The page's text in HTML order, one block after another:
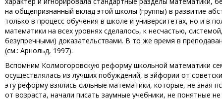
на общепризнанный вклад этой школы (группы) в развитие
только в процесс обучения в школе и университетах, но и в
математики на всех уровнях сделалось, к несчастью,
безупречными) доказательствами. В то же время в
(см.: Арнольд, 1997).
Вспомним Колмогоровскую реформу школьной математики
осуществлялась из лучших побуждений, в эйфории от
эту реформу взялись сильные математики, которые, не зная
от возраста, начали писать заумные учебники, не понятные